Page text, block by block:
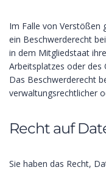
Im Falle von Verstößen
ein Beschwerderecht
in dem Mitgliedstaat
Arbeitsplatzes oder des
Das Beschwerderecht
verwaltungsrechtlicher
Recht auf
Sie haben das Recht,